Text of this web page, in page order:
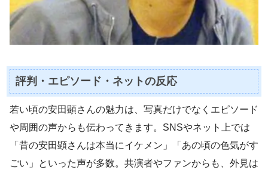
評判・エピソード・ネットの反応
若い頃の安田顕さんの魅力は、写真だけでなくエピソード
や周囲の声からも伝わってきます。SNSやネット上では
「昔の安田顕さんは本当にイケメン」「あの頃の色気がす
ごい」といった声が多数。共演者やファンからも、外見は